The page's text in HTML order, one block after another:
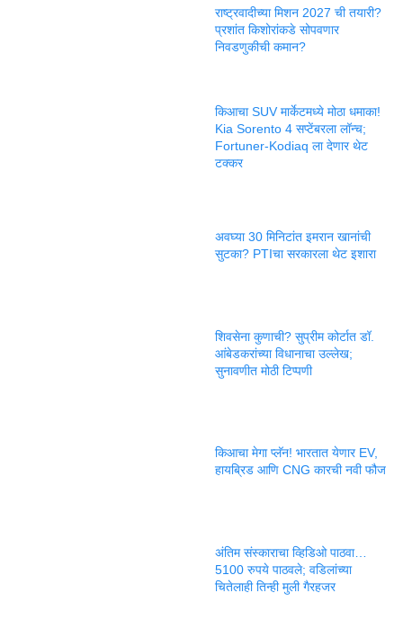
राष्ट्रवादीच्या मिशन 2027 ची तयारी?
प्रशांत किशोरांकडे सोपवणार
निवडणुकीची कमान?
किआचा SUV मार्केटमध्ये मोठा धमाका!
Kia Sorento 4 सप्टेंबरला लॉन्च;
Fortuner-Kodiaq ला देणार थेट
टक्कर
अवघ्या 30 मिनिटांत इमरान खानांची
सुटका? PTIचा सरकारला थेट इशारा
शिवसेना कुणाची? सुप्रीम कोर्टात डॉ.
आंबेडकरांच्या विधानाचा उल्लेख;
सुनावणीत मोठी टिप्पणी
किआचा मेगा प्लॅन! भारतात येणार EV,
हायब्रिड आणि CNG कारची नवी फौज
अंतिम संस्काराचा व्हिडिओ पाठवा…
5100 रुपये पाठवले; वडिलांच्या
चितेलाही तिन्ही मुली गैरहजर